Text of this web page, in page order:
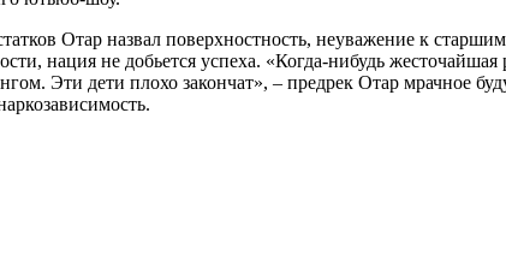
Отар назвал поверхностность, неуважение к
нация не добьется успеха. «Когда-нибудь жесточайшая
Эти дети плохо закончат», – предрек Отар мрачное